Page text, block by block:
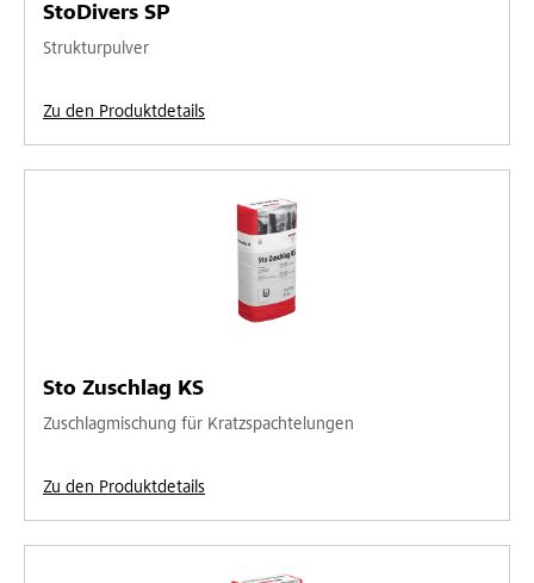
StoDivers SP
Strukturpulver
Zu den Produktdetails
Sto Zuschlag KS
Zuschlagmischung für Kratzspachtelungen
Zu den Produktdetails